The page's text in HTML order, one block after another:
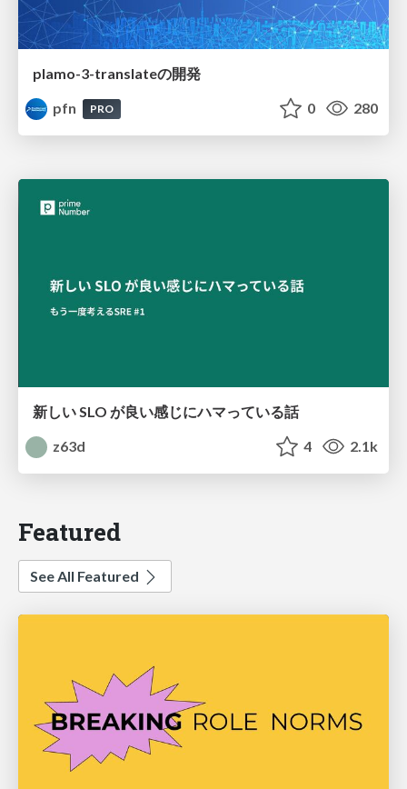
plamo-3-translateの開発
pfn
PRO 0 280
新しい SLO が良い感じにハマっている話
z63d
4 2.1k
Featured
See All Featured